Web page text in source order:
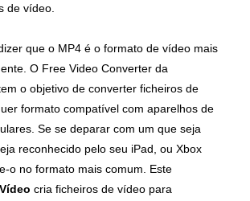
de vídeo.
que o MP4 é o formato de vídeo mais
O Free Video Converter da
o objetivo de converter ficheiros de
formato compatível com aparelhos de
Se se deparar com um que seja
reconhecido pelo seu iPad, ou Xbox
o no formato mais comum. Este
cria ficheiros de vídeo para